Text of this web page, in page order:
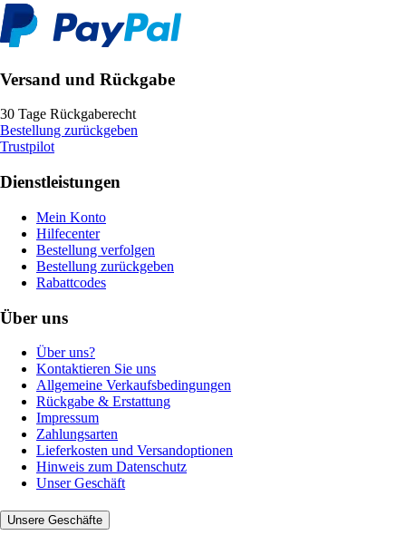
Versand und Rückgabe
30 Tage Rückgaberecht
Bestellung zurückgeben
Trustpilot
Dienstleistungen
Mein Konto
Hilfecenter
Bestellung verfolgen
Bestellung zurückgeben
Rabattcodes
Über uns
Über uns?
Kontaktieren Sie uns
Allgemeine Verkaufsbedingungen
Rückgabe & Erstattung
Impressum
Zahlungsarten
Lieferkosten und Versandoptionen
Hinweis zum Datenschutz
Unser Geschäft
Unsere Geschäfte